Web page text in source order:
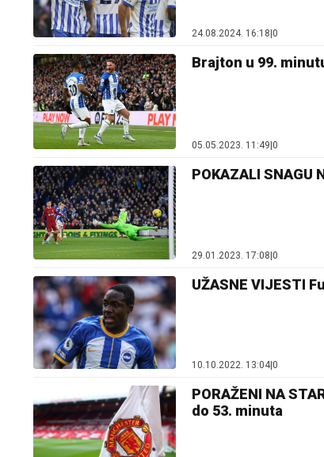
24.08.2024. 16:18 0
Brajton u 99.
05.05.2023. 11:49 0
POKAZALI SNAGU
29.01.2023. 17:08|0
UŽASNE VIJESTI
10.10.2022. 13:04 0
PORAŽENI NA
do 53. minuta